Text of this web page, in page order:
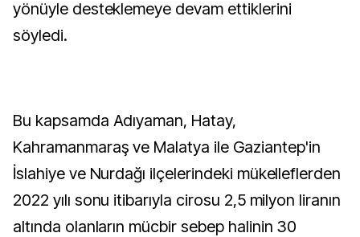
yönüyle desteklemeye devam ettiklerini
söyledi.
Bu kapsamda Adıyaman, Hatay,
Kahramanmaraş ve Malatya ile Gaziantep'in
İslahiye ve Nurdağı ilçelerindeki mükelleflerden
2022 yılı sonu itibarıyla cirosu 2,5 milyon liranın
altında olanların mücbir sebep halinin 30